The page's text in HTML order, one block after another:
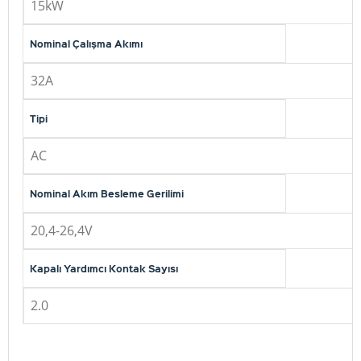
15kW
Nominal Çalışma Akımı
32A
Tipi
AC
Nominal Akım Besleme Gerilimi
20,4-26,4V
Kapalı Yardımcı Kontak Sayısı
2.0